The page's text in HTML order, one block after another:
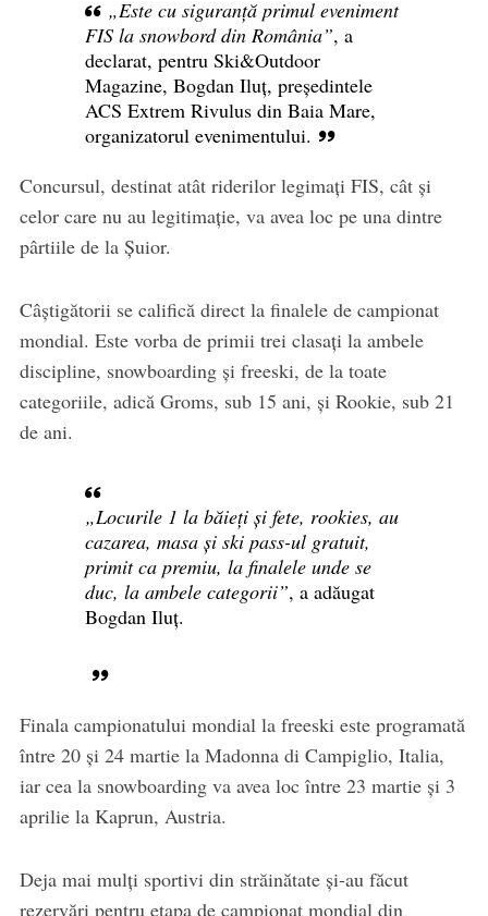
„Este cu siguranță primul eveniment
FIS la snowbord din România”, a
declarat, pentru Ski&Outdoor
Magazine, Bogdan Iluț, președintele
ACS Extrem Rivulus din Baia Mare,
organizatorul evenimentului.
Concursul, destinat atât riderilor legimați FIS, cât și
celor care nu au legitimație, va avea loc pe una dintre
pârtiile de la Șuior.
Câștigătorii se califică direct la finalele de campionat
mondial. Este vorba de primii trei clasați la ambele
discipline, snowboarding și freeski, de la toate
categoriile, adică Groms, sub 15 ani, și Rookie, sub 21
de ani.
„Locurile 1 la băieți și fete, rookies, au
cazarea, masa și ski pass-ul gratuit,
primit ca premiu, la finalele unde se
duc, la ambele categorii”, a adăugat
Bogdan Iluț.
Finala campionatului mondial la freeski este programată
între 20 și 24 martie la Madonna di Campiglio, Italia,
iar cea la snowboarding va avea loc între 23 martie și 3
aprilie la Kaprun, Austria.
Deja mai mulți sportivi din străinătate și-au făcut
rezervări pentru etapa de campionat mondial din